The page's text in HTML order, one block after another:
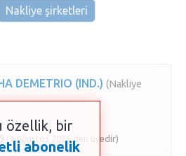
Nakliye şirketleri
DEMETRIO (IND.) (Nakliye
(4 Ağustos 2026 den üyedir)
özellik, bir
abonelik